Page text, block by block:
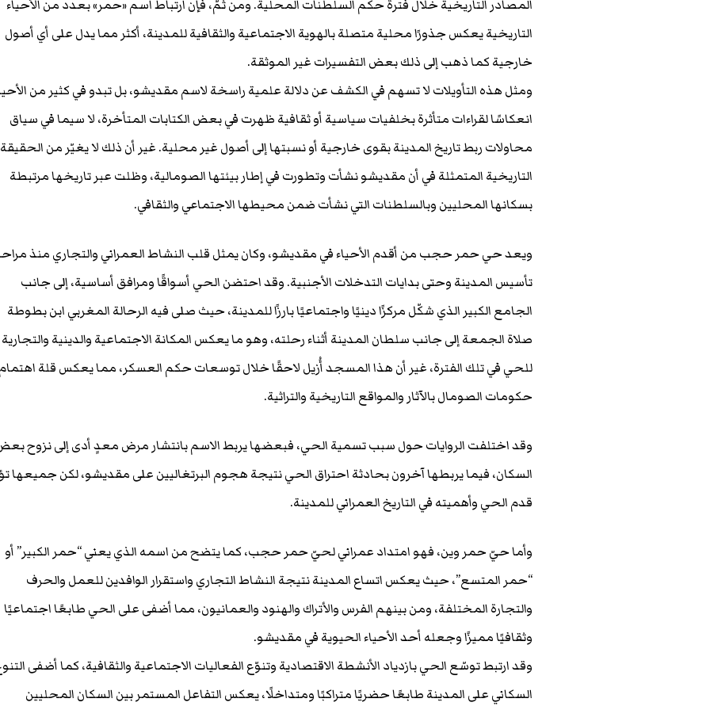
المصادر التاريخية خلال فترة حكم السلطنات المحلية. ومن ثمّ، فإن ارتباط اسم «حمر» بعدد من الأحياء
التاريخية يعكس جذورًا محلية متصلة بالهوية الاجتماعية والثقافية للمدينة، أكثر مما يدل على أي أصول
خارجية كما ذهب إلى ذلك بعض التفسيرات غير الموثقة.
ومثل هذه التأويلات لا تسهم في الكشف عن دلالة علمية راسخة لاسم مقديشو، بل تبدو في كثير من
انعكاسًا لقراءات متأثرة بخلفيات سياسية أو ثقافية ظهرت في بعض الكتابات المتأخرة، لا سيما في سياق
محاولات ربط تاريخ المدينة بقوى خارجية أو نسبتها إلى أصول غير محلية. غير أن ذلك لا يغيّر من الحقيقة
التاريخية المتمثلة في أن مقديشو نشأت وتطورت في إطار بيئتها الصومالية، وظلت عبر تاريخها مرتبطة
بسكانها المحليين وبالسلطنات التي نشأت ضمن محيطها الاجتماعي والثقافي.
ويعد حي حمر حجب من أقدم الأحياء في مقديشو، وكان يمثل قلب النشاط العمراني والتجاري منذ
تأسيس المدينة وحتى بدايات التدخلات الأجنبية. وقد احتضن الحي أسواقًا ومرافق أساسية، إلى جانب
الجامع الكبير الذي شكّل مركزًا دينيًا واجتماعيًا بارزًا للمدينة، حيث صلى فيه الرحالة المغربي ابن بطوطة
صلاة الجمعة إلى جانب سلطان المدينة أثناء رحلته، وهو ما يعكس المكانة الاجتماعية والدينية والتجارية
للحي في تلك الفترة، غير أن هذا المسجد أُزيل لاحقًا خلال توسعات حكم العسكر، مما يعكس قلة
حكومات الصومال بالآثار والمواقع التاريخية والتراثية.
وقد اختلفت الروايات حول سبب تسمية الحي، فبعضها يربط الاسم بانتشار مرض معدٍ أدى إلى نزوح
السكان، فيما يربطها آخرون بحادثة احتراق الحي نتيجة هجوم البرتغاليين على مقديشو، لكن جميعها
قدم الحي وأهميته في التاريخ العمراني للمدينة.
وأما حيّ حمر وين، فهو امتداد عمراني لحيّ حمر حجب، كما يتضح من اسمه الذي يعني “حمر الكبير” أو
“حمر المتسع”، حيث يعكس اتساع المدينة نتيجة النشاط التجاري واستقرار الوافدين للعمل والحرف
والتجارة المختلفة، ومن بينهم الفرس والأتراك والهنود والعمانيون، مما أضفى على الحي طابعًا اجتماعيًا
وثقافيًا مميزًا وجعله أحد الأحياء الحيوية في مقديشو.
وقد ارتبط توسّع الحي بازدياد الأنشطة الاقتصادية وتنوّع الفعاليات الاجتماعية والثقافية، كما أضفى
السكاني على المدينة طابعًا حضريًا متراكبًا ومتداخلًا، يعكس التفاعل المستمر بين السكان المحليين